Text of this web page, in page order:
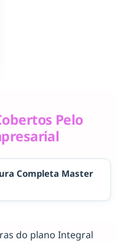
Pelo
Completa Master
do plano Integral